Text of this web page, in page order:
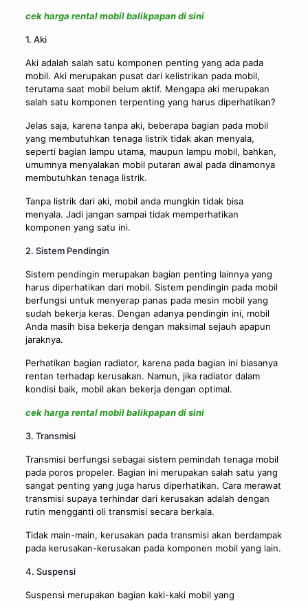
cek harga rental mobil balikpapan di sini
1. Aki
Aki adalah salah satu komponen penting yang ada pada
mobil. Aki merupakan pusat dari kelistrikan pada mobil,
terutama saat mobil belum aktif. Mengapa aki merupakan
salah satu komponen terpenting yang harus diperhatikan?
Jelas saja, karena tanpa aki, beberapa bagian pada mobil
yang membutuhkan tenaga listrik tidak akan menyala,
seperti bagian lampu utama, maupun lampu mobil, bahkan,
umumnya menyalakan mobil putaran awal pada dinamonya
membutuhkan tenaga listrik.
Tanpa listrik dari aki, mobil anda mungkin tidak bisa
menyala. Jadi jangan sampai tidak memperhatikan
komponen yang satu ini.
2. Sistem Pendingin
Sistem pendingin merupakan bagian penting lainnya yang
harus diperhatikan dari mobil. Sistem pendingin pada mobil
berfungsi untuk menyerap panas pada mesin mobil yang
sudah bekerja keras. Dengan adanya pendingin ini, mobil
Anda masih bisa bekerja dengan maksimal sejauh apapun
jaraknya.
Perhatikan bagian radiator, karena pada bagian ini biasanya
rentan terhadap kerusakan. Namun, jika radiator dalam
kondisi baik, mobil akan bekerja dengan optimal.
cek harga rental mobil balikpapan di sini
3. Transmisi
Transmisi berfungsi sebagai sistem pemindah tenaga mobil
pada poros propeler. Bagian ini merupakan salah satu yang
sangat penting yang juga harus diperhatikan. Cara merawat
transmisi supaya terhindar dari kerusakan adalah dengan
rutin mengganti oli transmisi secara berkala.
Tidak main-main, kerusakan pada transmisi akan berdampak
pada kerusakan-kerusakan pada komponen mobil yang lain.
4. Suspensi
Suspensi merupakan bagian kaki-kaki mobil yang